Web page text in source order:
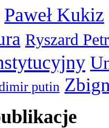
Paweł Kukiz
Ryszard
putin